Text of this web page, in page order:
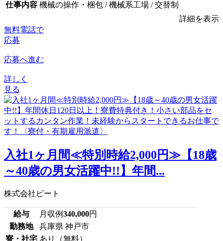
仕事内容 機械の操作・梱包 / 機械系工場 / 交替制
詳細を表示
無料電話で
応募
応募へ進む
詳しく
見る
入社1ヶ月間≪特別時給2,000円≫【18歳
～40歳の男女活躍中!!】年間...
株式会社ビート
給与 月収例340,000円
勤務地
兵庫県 神戸市
寮・社宅 あり（無料）